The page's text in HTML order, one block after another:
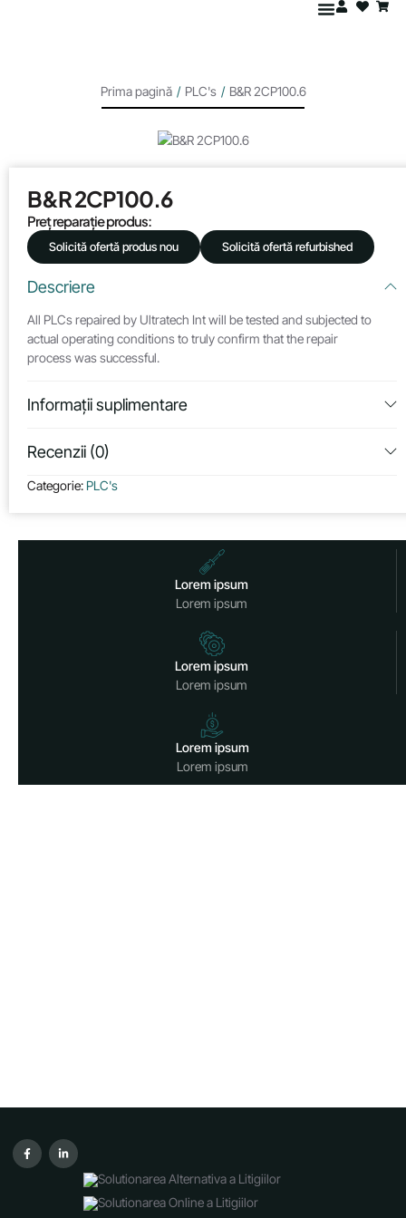
Prima pagină / PLC's / B&R 2CP100.6
B&R 2CP100.6
Preț reparație produs:
Solicită ofertă produs nou Solicită ofertă refurbished
Descriere
All PLCs repaired by Ultratech Int will be tested and subjected to
actual operating conditions to truly confirm that the repair
process was successful.
Informații suplimentare
Recenzii (0)
Categorie: PLC's
Lorem ipsum
Lorem ipsum
Lorem ipsum
Lorem ipsum
Lorem ipsum
Lorem ipsum